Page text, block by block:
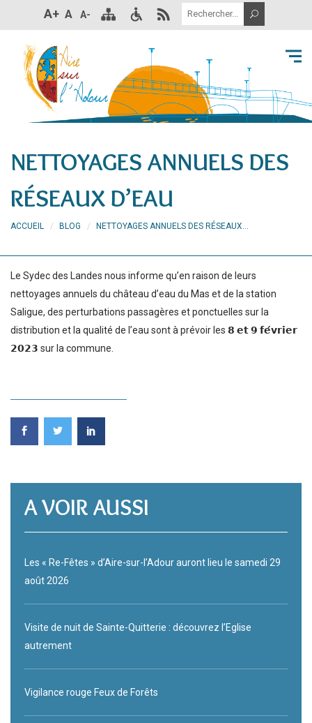
A+ A A-
NETTOYAGES ANNUELS DES
RÉSEAUX D’EAU
ACCUEIL BLOG NETTOYAGES ANNUELS DES RÉSEAUX...
Le Sydec des Landes nous informe qu’en raison de leurs
nettoyages annuels du château d’eau du Mas et de la station
Saligue, des perturbations passagères et ponctuelles sur la
distribution et la qualité de l’eau sont à prévoir les 𝟴 𝗲𝘁 𝟵 𝗳𝗲́𝘃𝗿𝗶𝗲𝗿
𝟮𝟬𝟮𝟯 sur la commune.
A VOIR AUSSI
Les « Re-Fêtes » d’Aire-sur-l’Adour auront lieu le samedi 29
août 2026
Visite de nuit de Sainte-Quitterie : découvrez l’Eglise
autrement
Vigilance rouge Feux de Forêts